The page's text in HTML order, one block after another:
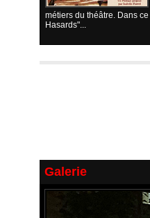
métiers du théâtre. Dans
Hasards"...
Galerie